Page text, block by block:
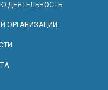
ДЕЯТЕЛЬНОСТЬ
ОРГАНИЗАЦИИ